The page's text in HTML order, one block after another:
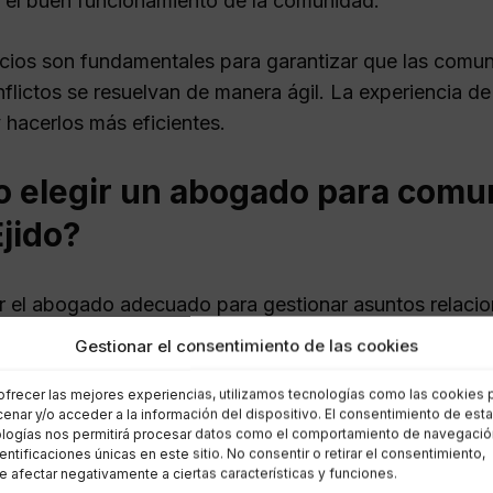
Gestionar el consentimiento de las cookies
las mejores experiencias, utilizamos tecnologías como las cookies
y/o acceder a la información del dispositivo. El consentimiento de
nos permitirá procesar datos como el comportamiento de
únicas en este sitio. No consentir o retirar el consentimiento,
afectar negativamente a ciertas características y funciones.
son fundamentales para garantizar que las
se resuelvan de manera ágil. La experiencia
más eficientes.
elegir un abogado para
el abogado adecuado para gestionar asuntos
crítico. Aquí hay algunos consejos que pueden
la experiencia:Asegúrate de que el abogado
de propietarios y morosidad.
opiniones:Revisa las opiniones de clientes